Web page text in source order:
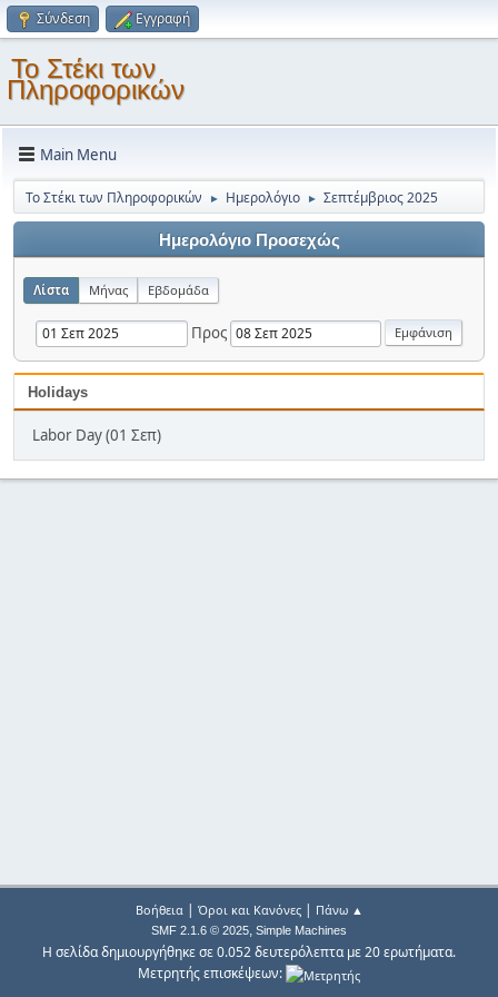
Σύνδεση Εγγραφή
Το Στέκι των
Πληροφορικών
Main Menu
Το Στέκι των Πληροφορικών ► Ημερολόγιο ► Σεπτέμβριος 2025
Ημερολόγιο Προσεχώς
Λίστα Μήνας Εβδομάδα
Προς
Holidays
Labor Day (01 Σεπ)
Βοήθεια| Όροι και Κανόνες| Πάνω ▲
SMF 2.1.6 © 2025, Simple Machines
Η σελίδα δημιουργήθηκε σε 0.052 δευτερόλεπτα με 20 ερωτήματα.
Μετρητής επισκέψεων: